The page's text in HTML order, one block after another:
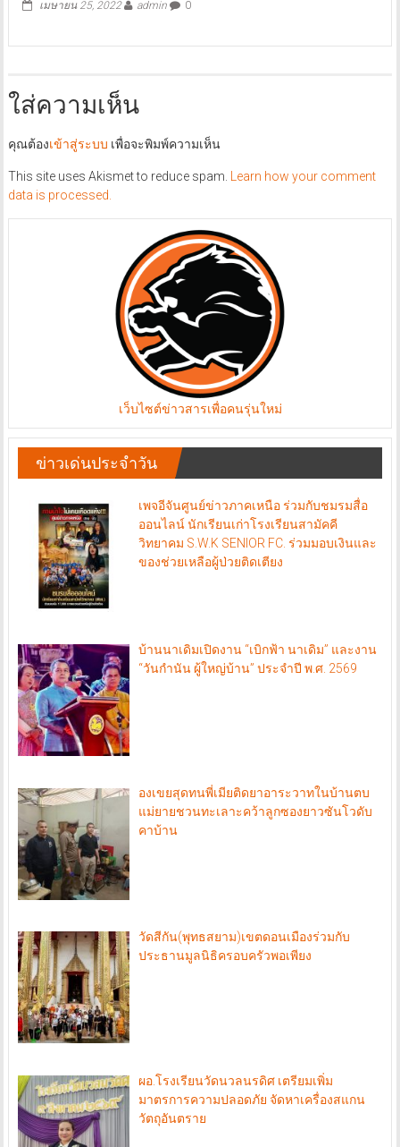
เมษายน 25, 2022 admin 0
ใส่ความเห็น
คุณต้องเข้าสู่ระบบ เพื่อจะพิมพ์ความเห็น
This site uses Akismet to reduce spam.
Learn how your comment
data is processed.
เว็บไซต์ข่าวสารเพื่อคนรุ่นใหม่
ข่าวเด่นประจำวัน
เพจอีจันศูนย์ข่าวภาคเหนือ ร่วมกับชมรมสื่อ
ออนไลน์ นักเรียนเก่าโรงเรียนสามัคคี
วิทยาคม S.W.K SENIOR FC. ร่วมมอบเงินและ
ของช่วยเหลือผู้ป่วยติดเตียง
บ้านนาเดิมเปิดงาน “เบิกฟ้า นาเดิม” และงาน
“วันกำนัน ผู้ใหญ่บ้าน” ประจำปี พ.ศ. 2569
องเขยสุดทนพี่เมียติดยาอาระวาทในบ้านตบ
แม่ยายชวนทะเลาะคว้าลูกซองยาวซันโวดับ
คาบ้าน
วัดสีกัน(พุทธสยาม)เขตดอนเมืองร่วมกับ
ประธานมูลนิธิครอบครัวพอเพียง
ผอ.โรงเรียนวัดนวลนรดิศ เตรียมเพิ่ม
มาตรการความปลอดภัย จัดหาเครื่องสแกน
วัตถุอันตราย